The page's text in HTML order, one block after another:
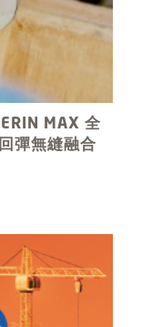
MAX 全
彈無縫融合